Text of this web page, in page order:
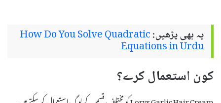
یہ بھی پڑھیں:How Do You Solve Quadratic
Equations in Urdu
کون استعمال کرے؟